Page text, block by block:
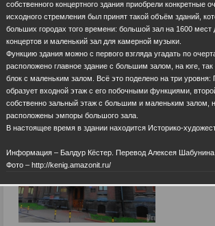
собственного концертного здания приобрели конкретные
исходного стремления был принят такой объём зданий,
больших городах того времени: большой зал на 1600
концертов и маленький зал для камерной музыки.
Функцию здания можно с первого взгляда угадать по
расположено главное здание с большим залом, на юге, так
блок с маленьким залом. Всё это поделено на три
образует входной этаж с его побочными функциями,
собственно зальный этаж с большим и маленьким залом,
расположены эмпоры большого зала.
В настоящее время в здании находится Историко-
Информация – Балдур Кёстер. Перевод Алексея Шабунина.
Фото – http://kenig.amazonit.ru/